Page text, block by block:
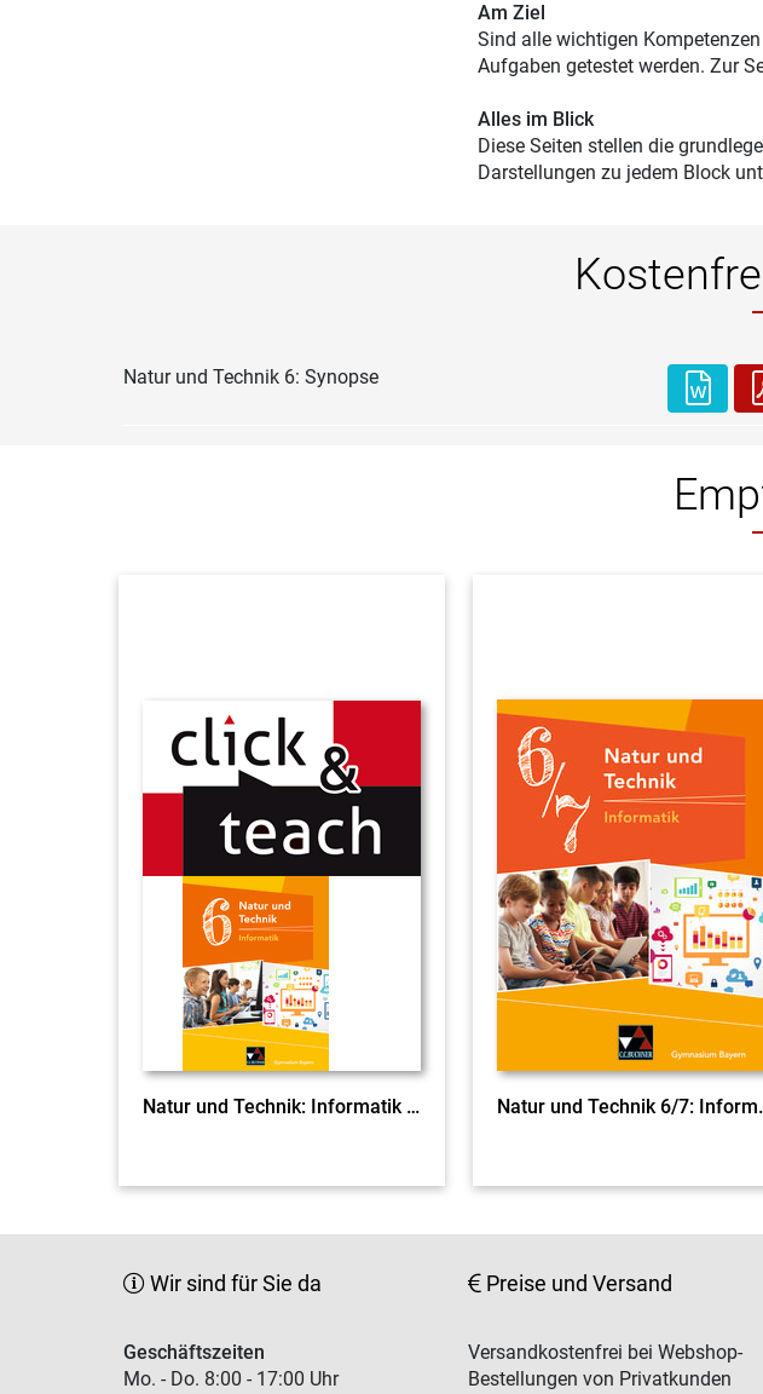
Am Ziel
Sind alle wichtigen
Aufgaben getestet werden. Zur
Alles im Blick
Diese Seiten stellen die
Darstellungen zu jedem Block
Natur und Technik 6: Synopse
Natur und Technik: Informatik click & teach 6 EL Natur
Wir sind für Sie da
Geschäftszeiten
Mo. - Do. 8:00 - 17:00 Uhr
Preise und Versand
Versandkostenfrei bei Webshop-
Bestellungen von Privatkunden